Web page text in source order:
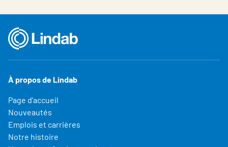
À propos de Lindab
Page d'accueil
Nouveautés
Emplois et carrières
Notre histoire